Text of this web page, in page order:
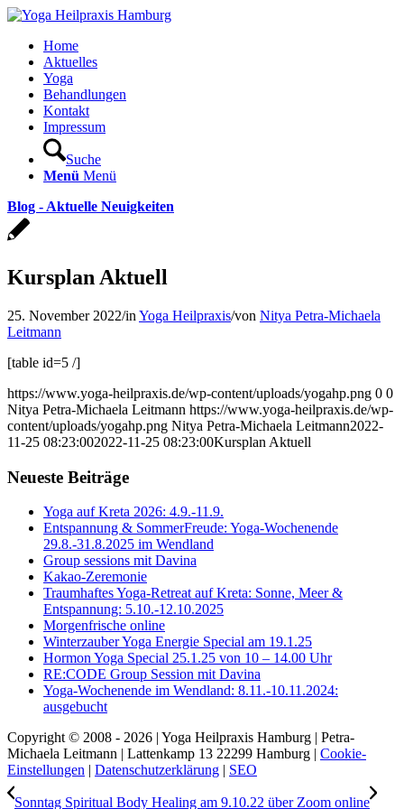
Home
Aktuelles
Yoga
Behandlungen
Kontakt
Impressum
Suche
Menü Menü
Blog - Aktuelle Neuigkeiten
Kursplan Aktuell
25. November 2022/in Yoga Heilpraxis/von Nitya Petra-Michaela
Leitmann
[table id=5 /]
https://www.yoga-heilpraxis.de/wp-content/uploads/yogahp.png 0 0
Nitya Petra-Michaela Leitmann https://www.yoga-heilpraxis.de/wp-
content/uploads/yogahp.png Nitya Petra-Michaela Leitmann2022-
11-25 08:23:002022-11-25 08:23:00Kursplan Aktuell
Neueste Beiträge
Yoga auf Kreta 2026: 4.9.-11.9.
Entspannung & SommerFreude: Yoga-Wochenende
29.8.-31.8.2025 im Wendland
Group sessions mit Davina
Kakao-Zeremonie
Traumhaftes Yoga-Retreat auf Kreta: Sonne, Meer &
Entspannung: 5.10.-12.10.2025
Morgenfrische online
Winterzauber Yoga Energie Special am 19.1.25
Hormon Yoga Special 25.1.25 von 10 – 14.00 Uhr
RE:CODE Group Session mit Davina
Yoga-Wochenende im Wendland: 8.11.-10.11.2024:
ausgebucht
Copyright © 2008 - 2026 | Yoga Heilpraxis Hamburg | Petra-
Michaela Leitmann | Lattenkamp 13 22299 Hamburg | Cookie-
Einstellungen | Datenschutzerklärung | SEO
Sonntag Spiritual Body Healing am 9.10.22 über Zoom online